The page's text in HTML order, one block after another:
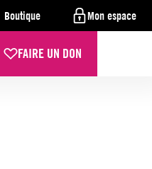
Boutique Mon espace
FAIRE UN DON